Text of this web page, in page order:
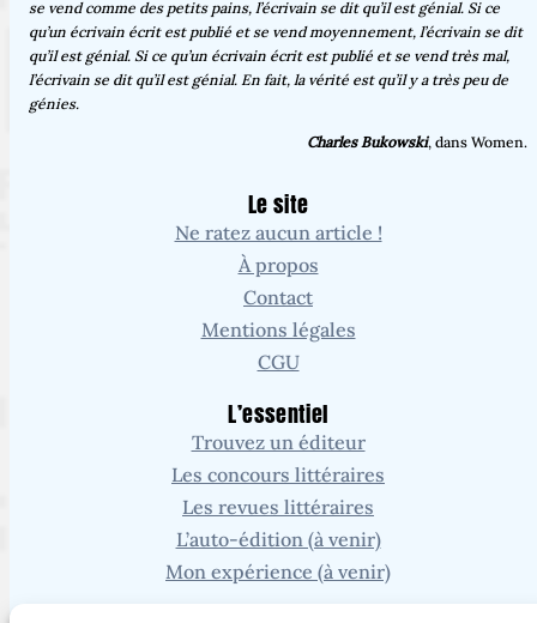
se vend comme des petits pains, l’écrivain se dit qu’il est génial. Si ce
qu’un écrivain écrit est publié et se vend moyennement, l’écrivain se dit
qu’il est génial. Si ce qu’un écrivain écrit est publié et se vend très mal,
l’écrivain se dit qu’il est génial. En fait, la vérité est qu’il y a très peu de
génies.
Charles Bukowski, dans Women.
Le site
Ne ratez aucun article !
À propos
Contact
Mentions légales
CGU
L’essentiel
Trouvez un éditeur
Les concours littéraires
Les revues littéraires
L’auto-édition (à venir)
Mon expérience (à venir)